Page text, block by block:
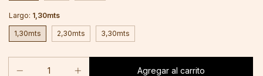
Largo: 1,30mts
1,30mts 2,30mts 3,30mts